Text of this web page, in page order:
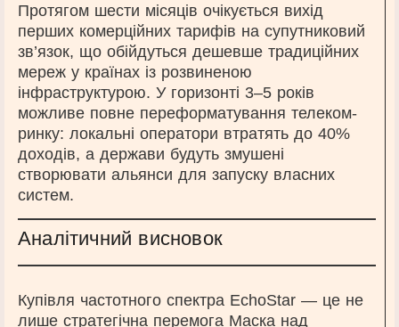
Протягом шести місяців очікується вихід
перших комерційних тарифів на супутниковий
зв’язок, що обійдуться дешевше традиційних
мереж у країнах із розвиненою
інфраструктурою. У горизонті 3–5 років
можливе повне переформатування телеком-
ринку: локальні оператори втратять до 40%
доходів, а держави будуть змушені
створювати альянси для запуску власних
систем.
Аналітичний висновок
Купівля частотного спектра EchoStar — це не
лише стратегічна перемога Маска над